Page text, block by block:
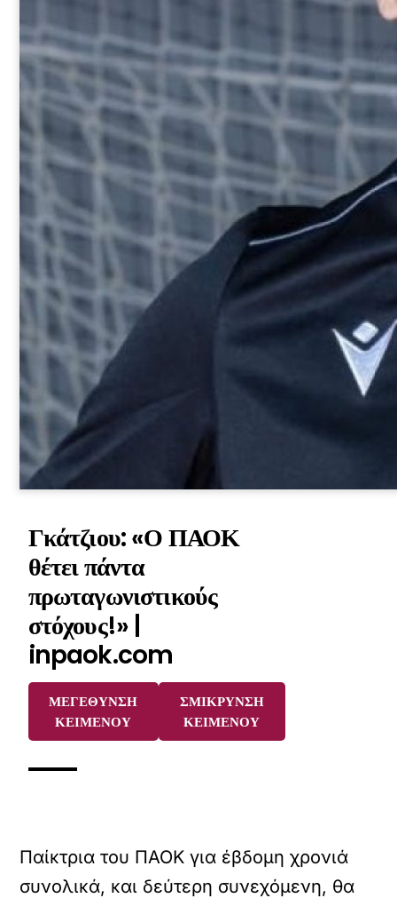
Γκάτζιου: «Ο ΠΑΟΚ
θέτει πάντα
πρωταγωνιστικούς
στόχους!» |
inpaok.com
ΜΕΓΕΘΥΝΣΗ
ΚΕΙΜΕΝΟΥ
ΣΜΙΚΡΥΝΣΗ
ΚΕΙΜΕΝΟΥ
Παίκτρια του ΠΑΟΚ για έβδομη χρονιά
συνολικά, και δεύτερη συνεχόμενη, θα